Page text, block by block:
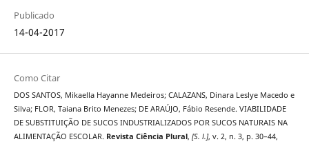
Publicado
14-04-2017
Como Citar
DOS SANTOS, Mikaella Hayanne Medeiros; CALAZANS, Dinara Leslye Macedo e
Silva; FLOR, Taiana Brito Menezes; DE ARAÚJO, Fábio Resende. VIABILIDADE
DE SUBSTITUIÇÃO DE SUCOS INDUSTRIALIZADOS POR SUCOS NATURAIS NA
ALIMENTAÇÃO ESCOLAR. Revista Ciência Plural, [S. l.], v. 2, n. 3, p. 30–44,